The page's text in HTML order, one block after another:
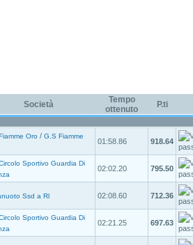
Società
Tempo
ottenuto
P.ti
Oro / G.S Fiamme
01:58.86 918.64
Sportivo Guardia Di
02:02.20 795.50
Ssd a Rl 02:08.60 712.36
Sportivo Guardia Di
02:21.25 697.63